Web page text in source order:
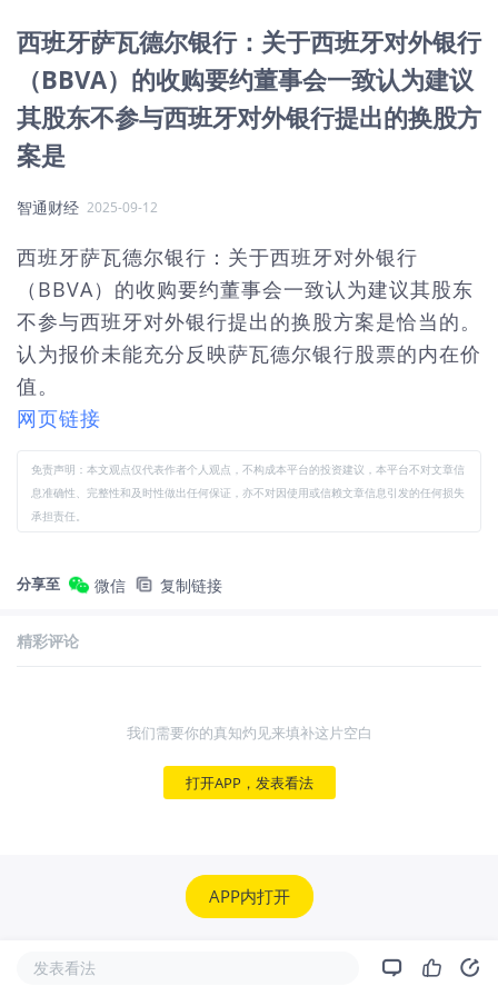
西班牙萨瓦德尔银行：关于西班牙对外银行
（BBVA）的收购要约董事会一致认为建议
其股东不参与西班牙对外银行提出的换股方
案是
智通财经 2025-09-12
西班牙萨瓦德尔银行：关于西班牙对外银行
（BBVA）的收购要约董事会一致认为建议其股东
不参与西班牙对外银行提出的换股方案是恰当的。
认为报价未能充分反映萨瓦德尔银行股票的内在价
值。
网页链接
免责声明：本文观点仅代表作者个人观点，不构成本平台的投资建议，本平台不对文章信
息准确性、完整性和及时性做出任何保证，亦不对因使用或信赖文章信息引发的任何损失
承担责任。
分享至 微信 复制链接
精彩评论
我们需要你的真知灼见来填补这片空白
打开APP，发表看法
APP内打开
发表看法